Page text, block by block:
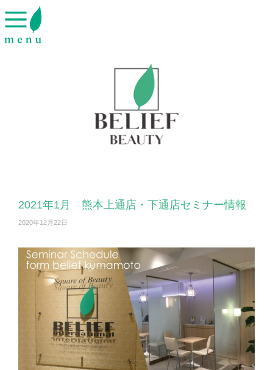
2021年1月 熊本上通店・下通店セミナー情報
2020年12月22日